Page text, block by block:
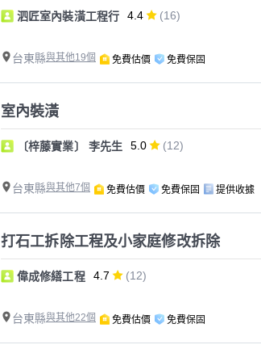
泗匠室內裝潢工程行 4.4 (16)
台東縣與其他19個 免費估價 免費保固
室內裝潢
〔梓藤實業〕 李先生 5.0 (12)
台東縣與其他7個 免費估價 免費保固 提供收據
打石工拆除工程及小家庭修改拆除
偉成修繕工程 4.7 (12)
台東縣與其他22個 免費估價 免費保固